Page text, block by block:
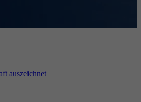
auszeichnet